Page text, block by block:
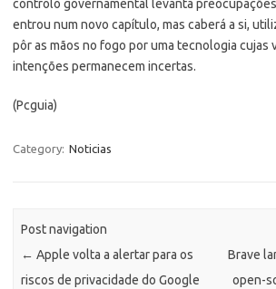
controlo governamental levanta
entrou num novo capítulo, mas caberá a si,
pôr as mãos no fogo por uma tecnologia cujas
intenções permanecem incertas.
(Pcguia)
Category: Noticias
Post navigation
← Apple volta a alertar para os
riscos de privacidade do Google
Brave
open-